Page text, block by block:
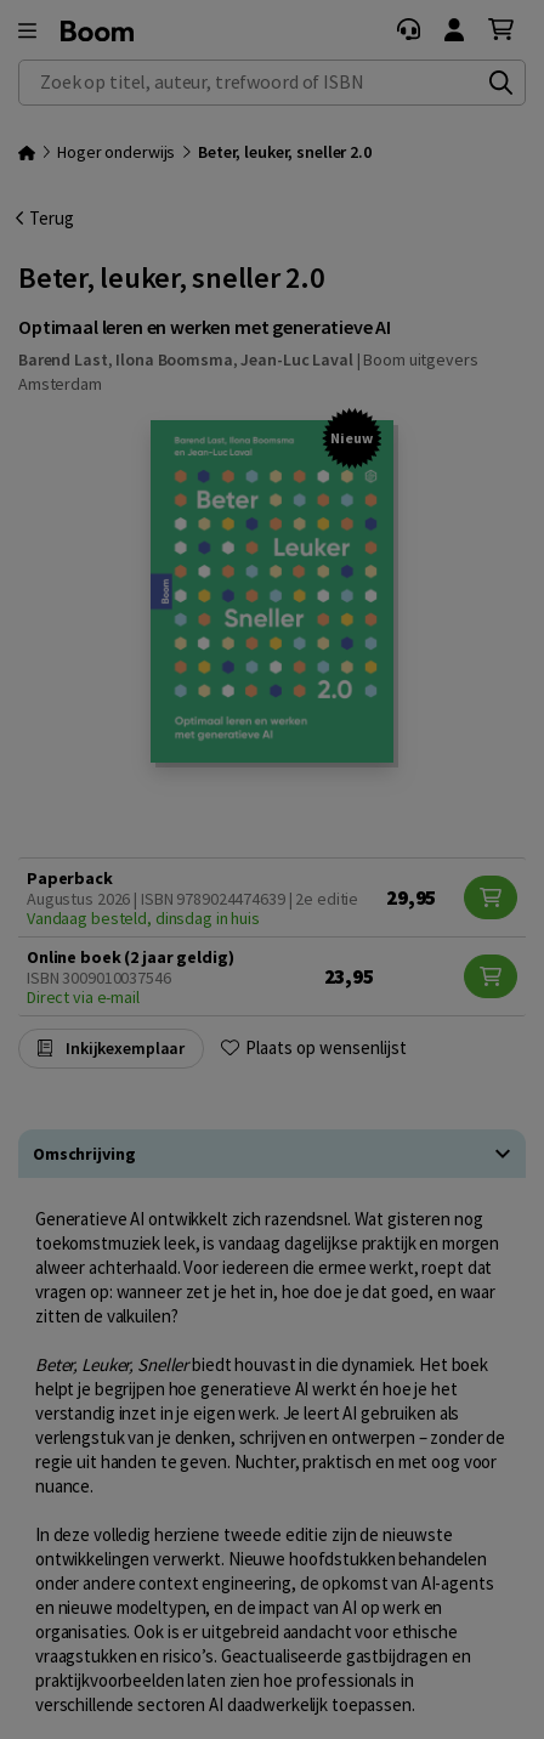
Zoek op titel, auteur, trefwoord of ISBN
Hoger onderwijs Beter, leuker, sneller 2.0
Terug
Beter, leuker, sneller 2.0
Optimaal leren en werken met generatieve AI
Barend Last, Ilona Boomsma,Jean-Luc Laval| Boom uitgevers
Amsterdam
Nieuw
Paperback
Augustus 2026 | ISBN 9789024474639 | 2e editie
Vandaag besteld, dinsdag in huis
29,95
Online boek (2 jaar geldig)
ISBN 3009010037546
Direct via e-mail
23,95
Inkijkexemplaar Plaats op wensenlijst
Omschrijving
Generatieve AI ontwikkelt zich razendsnel. Wat gisteren nog
toekomstmuziek leek, is vandaag dagelijkse praktijk en morgen
alweer achterhaald. Voor iedereen die ermee werkt, roept dat
vragen op: wanneer zet je het in, hoe doe je dat goed, en waar
zitten de valkuilen?
Beter, Leuker, Snellerbiedt houvast in die dynamiek. Het boek
helpt je begrijpen hoe generatieve AI werkt én hoe je het
verstandig inzet in je eigen werk. Je leert AI gebruiken als
verlengstuk van je denken, schrijven en ontwerpen – zonder de
regie uit handen te geven. Nuchter, praktisch en met oog voor
nuance.
In deze volledig herziene tweede editie zijn de nieuwste
ontwikkelingen verwerkt. Nieuwe hoofdstukken behandelen
onder andere context engineering, de opkomst van AI-agents
en nieuwe modeltypen, en de impact van AI op werk en
organisaties. Ook is er uitgebreid aandacht voor ethische
vraagstukken en risico’s. Geactualiseerde gastbijdragen en
praktijkvoorbeelden laten zien hoe professionals in
verschillende sectoren AI daadwerkelijk toepassen.